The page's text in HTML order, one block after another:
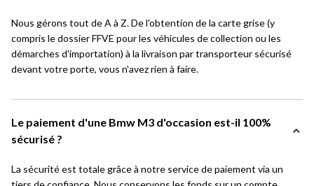
Nous gérons tout de A à Z. De l'obtention de la carte grise (y
compris le dossier FFVE pour les véhicules de collection ou les
démarches d'importation) à la livraison par transporteur sécurisé
devant votre porte, vous n'avez rien à faire.
Le paiement d'une Bmw M3 d'occasion est-il 100%
sécurisé ?
La sécurité est totale grâce à notre service de paiement via un